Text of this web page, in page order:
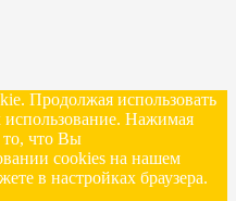
Продолжая использовать
использование. Нажимая
что Вы
cookies на нашем
в настройках браузера.